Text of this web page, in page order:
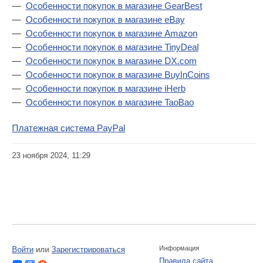
Особенности покупок в магазине GearBest
Особенности покупок в магазине eBay
Особенности покупок в магазине Amazon
Особенности покупок в магазине TinyDeal
Особенности покупок в магазине DX.com
Особенности покупок в магазине BuyInCoins
Особенности покупок в магазине iHerb
Особенности покупок в магазине TaoBao
Платежная система PayPal
23 ноября 2024, 11:29
Войти или Зарегистрироваться Информация
Правила сайта